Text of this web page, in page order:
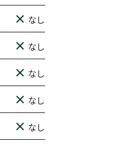
なし
なし
なし
なし
なし